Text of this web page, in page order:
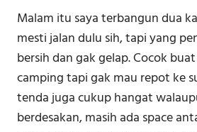
Malam itu saya terbangun dua
mesti jalan dulu sih, tapi yang
bersih dan gak gelap. Cocok
camping tapi gak mau repot ke
tenda juga cukup hangat
berdesakan, masih ada space